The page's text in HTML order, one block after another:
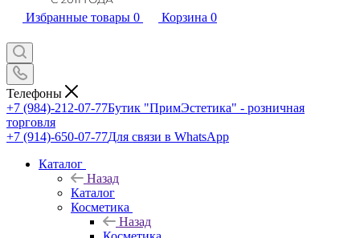
Избранные товары 0 Корзина 0
Телефоны
+7 (984)-212-07-77Бутик "ПримЭстетика" - розничная
торговля
+7 (914)-650-07-77Для связи в WhatsApp
Каталог
Назад
Каталог
Косметика
Назад